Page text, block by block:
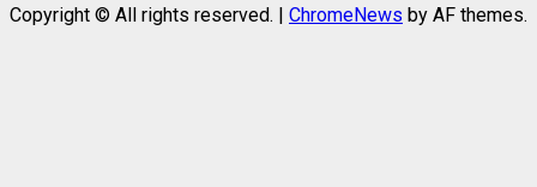
Copyright © All rights reserved. | ChromeNews by AF themes.